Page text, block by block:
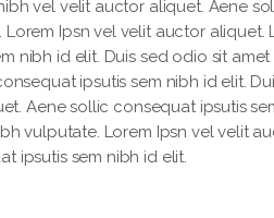
vel velit auctor aliquet. Aene
Ipsn vel velit auctor
nibh id elit. Duis sed odio sit
ipsutis sem nibh id elit.
Aene sollic consequat ipsutis
vulputate. Lorem Ipsn vel velit
ipsutis sem nibh id elit.